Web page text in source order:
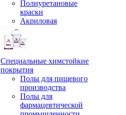
Полиуретановые
краски
Акриловая
Специальные химстойкие
покрытия
Полы для пищевого
производства
Полы для
фармацевтической